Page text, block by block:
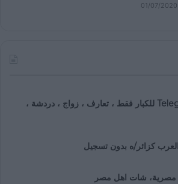
01/07/2020
روابط مجموعة Telegram للكبار فقط ، تعارف ، زواج ، دردشة ،
كزائر/ه بدون تسجيل
شات اهل مصر